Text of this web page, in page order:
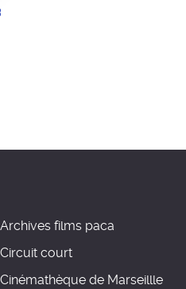
Archives films paca
Circuit court
Cinémathèque de Marseillle